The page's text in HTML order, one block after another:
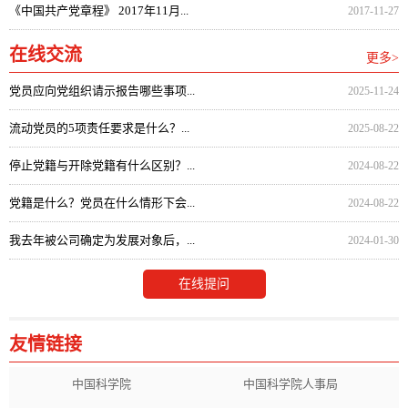
《中国共产党章程》 2017年11月... 2017-11-27
在线交流 更多>
党员应向党组织请示报告哪些事项... 2025-11-24
流动党员的5项责任要求是什么？... 2025-08-22
停止党籍与开除党籍有什么区别？... 2024-08-22
党籍是什么？党员在什么情形下会... 2024-08-22
我去年被公司确定为发展对象后，... 2024-01-30
在线提问
友情链接
中国科学院 中国科学院人事局